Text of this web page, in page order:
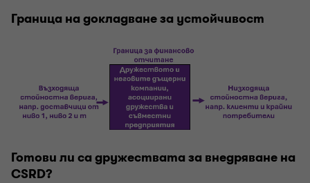
Граница на докладване за устойчивост
Готови ли са дружествата за внедряване на
CSRD?